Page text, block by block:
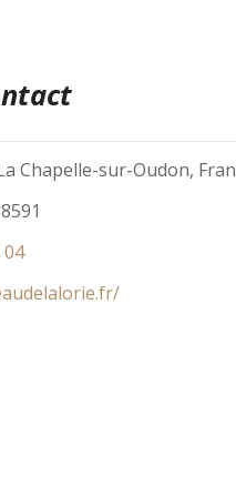
Chapelle-sur-Oudon,
04